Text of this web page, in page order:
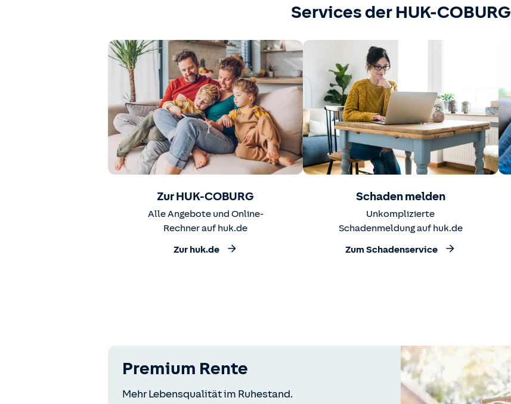
Services der HUK-COBURG
Zur HUK-COBURG
Alle Angebote und Online-
Rechner auf huk.de
Zur huk.de
Schaden melden
Unkomplizierte
Schadenmeldung auf huk.de
Zum Schadenservice
Premium Rente
Mehr Lebensqualität im Ruhestand.